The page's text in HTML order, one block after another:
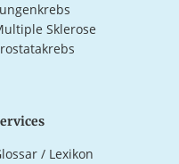
Sklerose
/ Lexikon